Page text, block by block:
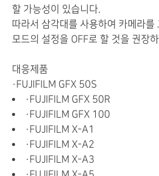
할 가능성이
있습니다.
따라서 삼각대를 사용하여 카메라를
모드의 설정을 OFF로 할 것을 권장
대응제품
・FUJIFILM GFX 50S
・FUJIFILM GFX 50R
・FUJIFILM GFX 100
・FUJIFILM X-A1
・FUJIFILM X-A2
・FUJIFILM X-A3